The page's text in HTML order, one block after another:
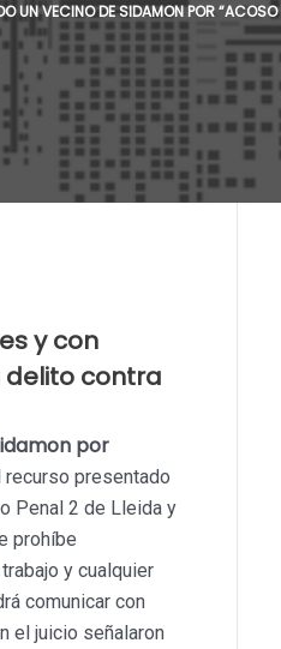
UN VECINO DE SIDAMON POR
y con
delito contra
por
recurso presentado
Penal 2 de Lleida y
prohíbe
y cualquier
comunicar con
el juicio señalaron